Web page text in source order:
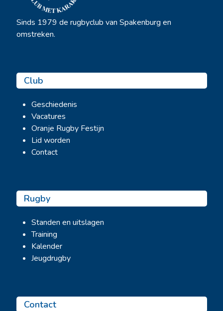
Sinds 1979 de rugbyclub van Spakenburg en
omstreken.
Club
Geschiedenis
Vacatures
Oranje Rugby Festijn
Lid worden
Contact
Rugby
Standen en uitslagen
Training
Kalender
Jeugdrugby
Contact